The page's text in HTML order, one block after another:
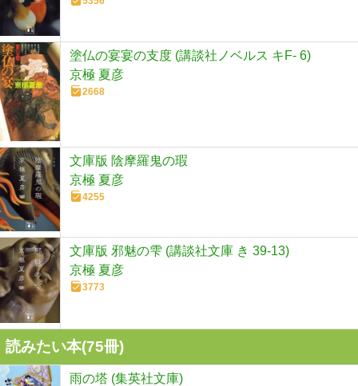
塗仏の宴宴の支度 (講談社ノベルス キF- 6)
京極 夏彦
2668
文庫版 陰摩羅鬼の瑕
京極 夏彦
4255
文庫版 邪魅の雫 (講談社文庫 き 39-13)
京極 夏彦
3773
読みたい本(75冊)
雨の塔 (集英社文庫)